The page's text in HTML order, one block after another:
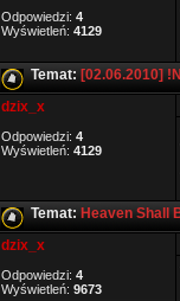
Odpowiedzi: 4
Wyświetleń: 4129
Temat: [02.06.2010]
dzix_x
Odpowiedzi: 4
Wyświetleń: 4129
Temat: Heaven Shall
dzix_x
Odpowiedzi: 4
Wyświetleń: 9673